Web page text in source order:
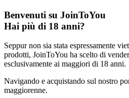
Benvenuti su JoinToYou
Hai più di 18 anni?
Seppur non sia stata espressamente
prodotti, JoinToYou ha scelto di
esclusivamente ai maggiori di 18 anni.
Navigando e acquistando sul nostro
maggiorenne.